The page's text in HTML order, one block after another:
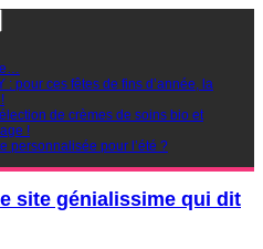
: pour ces fêtes de fins d’année, la
de crèmes de soins bio et
!
personnalisée pour l’été ?
site génialissime qui dit